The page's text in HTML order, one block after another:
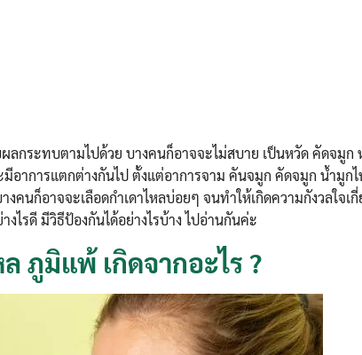
ลกระทบตามไปด้วย บางคนก็อาจจะไม่สบาย เป็นหวัด คัดจมูก
มีอาการแตกต่างกันไป ตั้งแต่อาการจาม คันจมูก คัดจมูก น้ำมูก
งคนก็อาจจะเลือดกำเดาไหลบ่อยๆ จนทำให้เกิดความกังวลใจเ
ไรดี มีวิธีป้องกันได้อย่างไรบ้าง ไปอ่านกันค่ะ
ล ภูมิแพ้ เกิดจากอะไร ?